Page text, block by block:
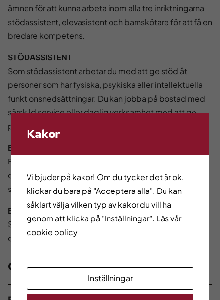
ämnen för att kunna arbeta inom alla tre inriktningarna
stödassistent, elevasistent och barnskötare för att få en
bredare kompetens.
STÖDASSISTENT
Som stödassistent arbetar du med att ge stöd åt
personer som har fysiska, psykiska eller intellektuella
funktionsnedsättningar. Du kan jobba på bostad med
särskild service eller daglig verksamhet med att ge
pedagogiskt stöd och omsorg.
BARNSKÖTARE
Barnskötare i förskola arbetar med barn i olika åldrar
och gör deras tid på förskolan trygg, meningsfull och
stimulerande.
ELEVASSISTENT
Som elevassistent stöttar du elever i skolan som av
olika skäl behöver extra stöd.
Om utbildningen
Kakor
Vi bjuder på kakor! Om du tycker det är ok,
klickar du bara på "Acceptera alla". Du kan
såklart välja vilken typ av kakor du vill ha
genom att klicka på "Inställningar". Läs vår
cookie policy
Inställningar